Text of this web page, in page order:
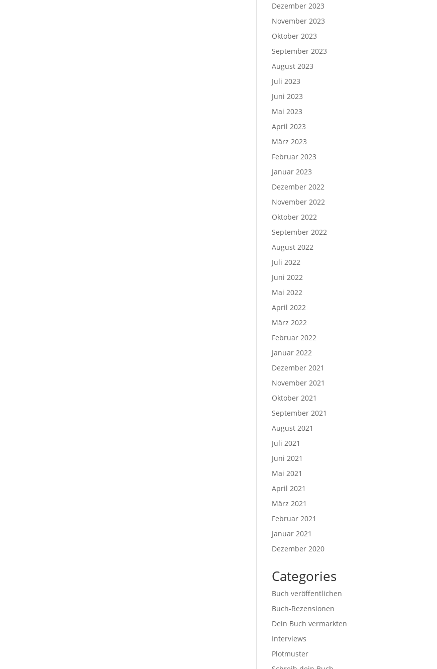
Dezember 2023
November 2023
Oktober 2023
September 2023
August 2023
Juli 2023
Juni 2023
Mai 2023
April 2023
März 2023
Februar 2023
Januar 2023
Dezember 2022
November 2022
Oktober 2022
September 2022
August 2022
Juli 2022
Juni 2022
Mai 2022
April 2022
März 2022
Februar 2022
Januar 2022
Dezember 2021
November 2021
Oktober 2021
September 2021
August 2021
Juli 2021
Juni 2021
Mai 2021
April 2021
März 2021
Februar 2021
Januar 2021
Dezember 2020
Categories
Buch veröffentlichen
Buch-Rezensionen
Dein Buch vermarkten
Interviews
Plotmuster